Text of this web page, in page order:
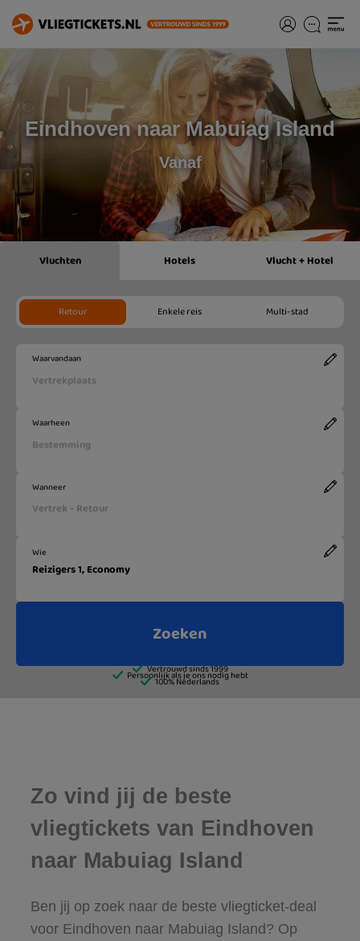
Eindhoven naar Mabuiag Island
Vanaf
Zo vind jij de beste
vliegtickets van Eindhoven
naar Mabuiag Island
Ben jij op zoek naar de beste vliegticket-deal
voor Eindhoven naar Mabuiag Island? Op